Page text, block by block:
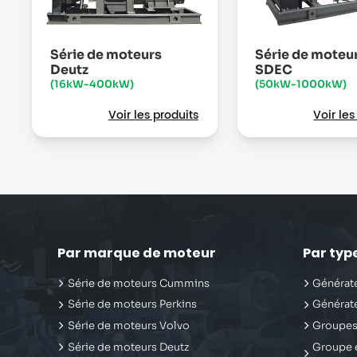
Série de moteurs
Deutz
(16kW-400kW)
Voir les produits
Série de
SDEC
(50kW-1000kW)
Voir
Par marque de moteur
Série de moteurs Cummins
Série de moteurs Perkins
Série de moteurs Volvo
Série de moteurs Deutz
Par
Groupe